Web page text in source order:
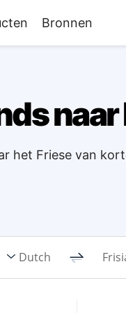
Bronnen
het Friese van
Dutch